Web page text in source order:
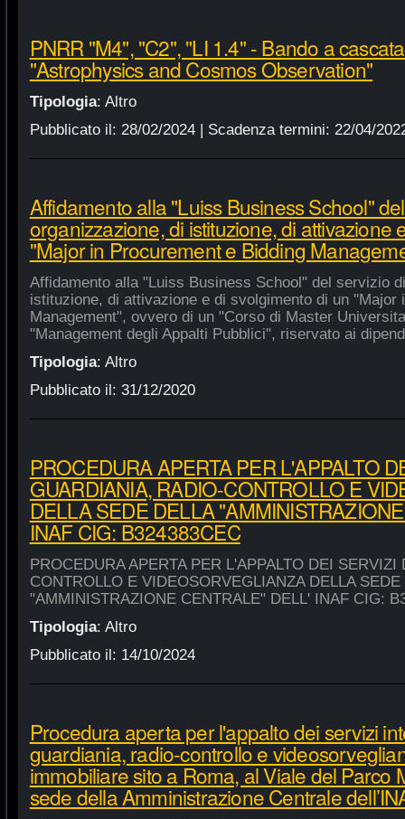
PNRR "M4", "C2", "LI 1.4" - Bando a
"Astrophysics and Cosmos Observation"
Tipologia: Altro
Pubblicato il: 28/02/2024| Scadenza termini: 22/04/
Affidamento alla "Luiss Business School"
organizzazione, di istituzione, di attivazione
"Major in Procurement e Bidding
Affidamento alla "Luiss Business School" del servizio
istituzione, di attivazione e di svolgimento di un "Major
Management", ovvero di un "Corso di Master
"Management degli Appalti Pubblici", riservato ai
Tipologia: Altro
Pubblicato il: 31/12/2020
PROCEDURA APERTA PER L'APPALTO
GUARDIANIA, RADIO-CONTROLLO E
DELLA SEDE DELLA
INAF CIG: B324383CEC
PROCEDURA APERTA PER L'APPALTO DEI
CONTROLLO E VIDEOSORVEGLIANZA DELLA SEDE
"AMMINISTRAZIONE CENTRALE" DELL' INAF CIG:
Tipologia: Altro
Pubblicato il: 14/10/2024
Procedura aperta per l'appalto dei servizi
guardiania, radio-controllo e
immobiliare sito a Roma, al Viale del Parco
sede della Amministrazione Centrale